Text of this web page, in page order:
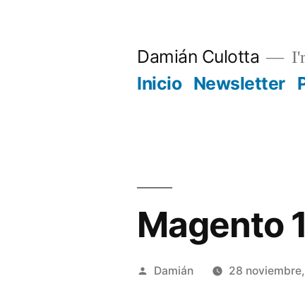
Damián Culotta
Inicio Newsletter
Magento
Publicado
Damián 28